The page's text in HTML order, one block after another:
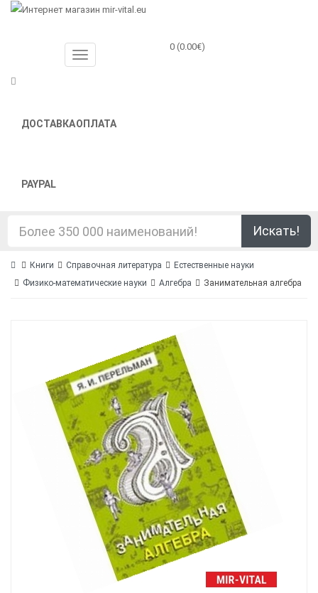
ДОСТАВКАОПЛАТА
PAYPAL
0 (0.00€)
Искать!
Книги Справочная литература
Естественные науки
Физико-математические науки
Алгебра Занимательная алгебра